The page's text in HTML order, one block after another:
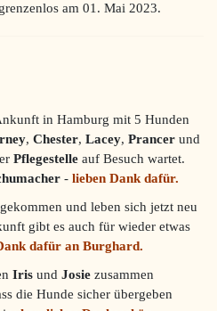
am 01. Mai 2023.
in Hamburg mit 5 Hunden
, Chester, Lacey, Prancer und
Pflegestelle auf Besuch wartet.
- lieben Dank dafür.
und leben sich jetzt neu
gibt es auch für wieder etwas
dafür an Burghard.
Iris und Josie zusammen
die Hunde sicher übergeben